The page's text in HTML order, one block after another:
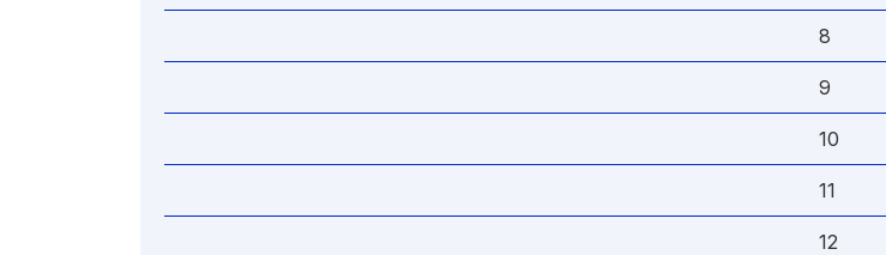
8
9
10
11
12